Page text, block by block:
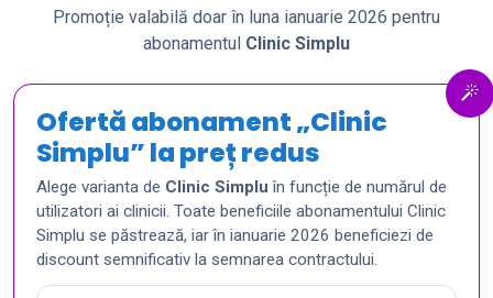
Promoție valabilă doar în luna ianuarie 2026 pentru
abonamentul Clinic Simplu
Ofertă abonament „Clinic
Simplu” la preț redus
Alege varianta de Clinic Simplu în funcție de numărul de
utilizatori ai clinicii. Toate beneficiile abonamentului Clinic
Simplu se păstrează, iar în ianuarie 2026 beneficiezi de
discount semnificativ la semnarea contractului.